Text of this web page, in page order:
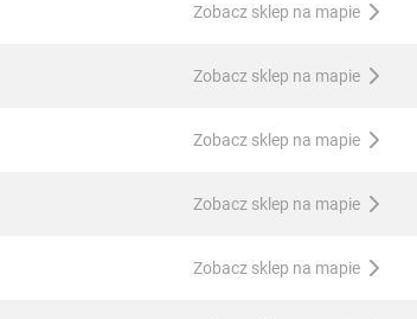
Zobacz sklep na mapie
Zobacz sklep na mapie
Zobacz sklep na mapie
Zobacz sklep na mapie
Zobacz sklep na mapie